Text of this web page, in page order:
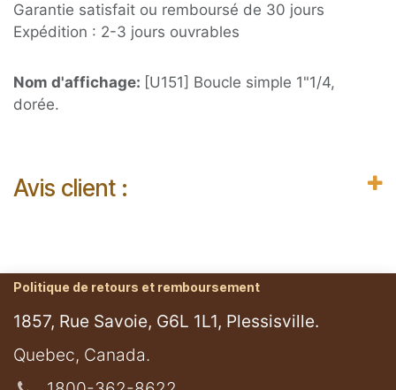
Garantie satisfait ou remboursé de 30 jours
Expédition : 2-3 jours ouvrables
Nom d'affichage: [U151] Boucle simple 1"1/4,
dorée.
Avis client :
Politique de retours et remboursement
1857, Rue Savoie, G6L 1L1, Plessisville.
​Quebec, Canada.